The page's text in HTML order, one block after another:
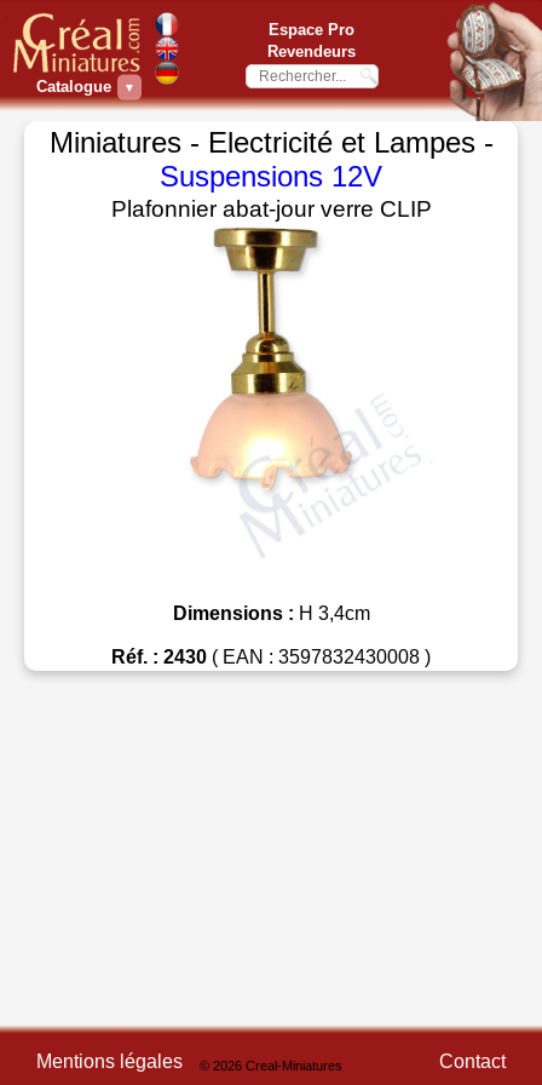
Catalogue ▼
Espace Pro
Revendeurs
Miniatures - Electricité et Lampes -
Suspensions 12V
Plafonnier abat-jour verre CLIP
Dimensions : H 3,4cm
Réf. : 2430 ( EAN : 3597832430008 )
Mentions légales © 2026 Creal-Miniatures Contact